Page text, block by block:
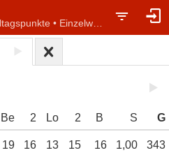
Be 2 Lo 2 B S G
19 16 13 15 16 1,00 343